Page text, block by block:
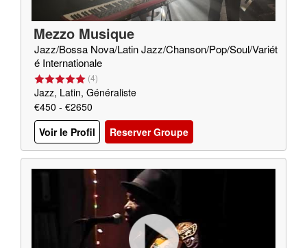
Mezzo Musique
Jazz/Bossa Nova/Latin Jazz/Chanson/Pop/Soul/Variét
é Internationale
(4)
Jazz, Latin, Généraliste
€450 - €2650
Voir le Profil
Reserver Groupe